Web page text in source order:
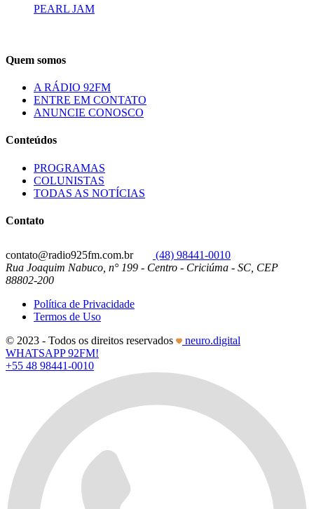
PEARL JAM
Quem somos
A RÁDIO 92FM
ENTRE EM CONTATO
ANUNCIE CONOSCO
Conteúdos
PROGRAMAS
COLUNISTAS
TODAS AS NOTÍCIAS
Contato
contato@radio925fm.com.br
(48) 98441-0010
Rua Joaquim Nabuco, n° 199 - Centro - Criciúma - SC, CEP
88802-200
Política de Privacidade
Termos de Uso
© 2023 - Todos os direitos reservados
neuro.digital
WHATSAPP 92FM!
+55 48 98441-0010